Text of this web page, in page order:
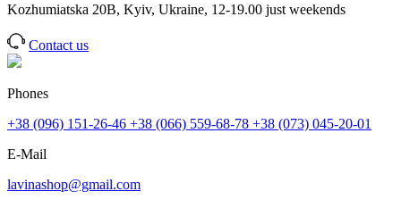
Kozhumiatska 20B, Kyiv, Ukraine, 12-19.00 just weekends
Contact us
Phones
+38 (096) 151-26-46 +38 (066) 559-68-78 +38 (073) 045-20-01
E-Mail
lavinashop@gmail.com